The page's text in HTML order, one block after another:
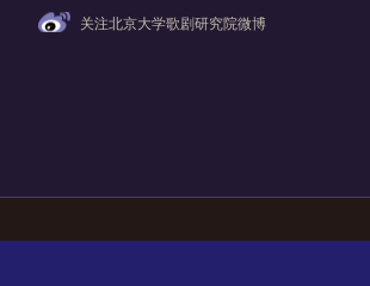
关注北京大学歌剧研究院微博